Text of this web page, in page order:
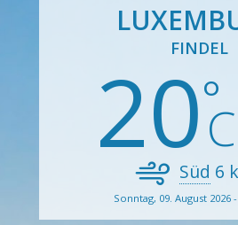
FINDEL
20
Süd 6
Sonntag, 09. August 2026